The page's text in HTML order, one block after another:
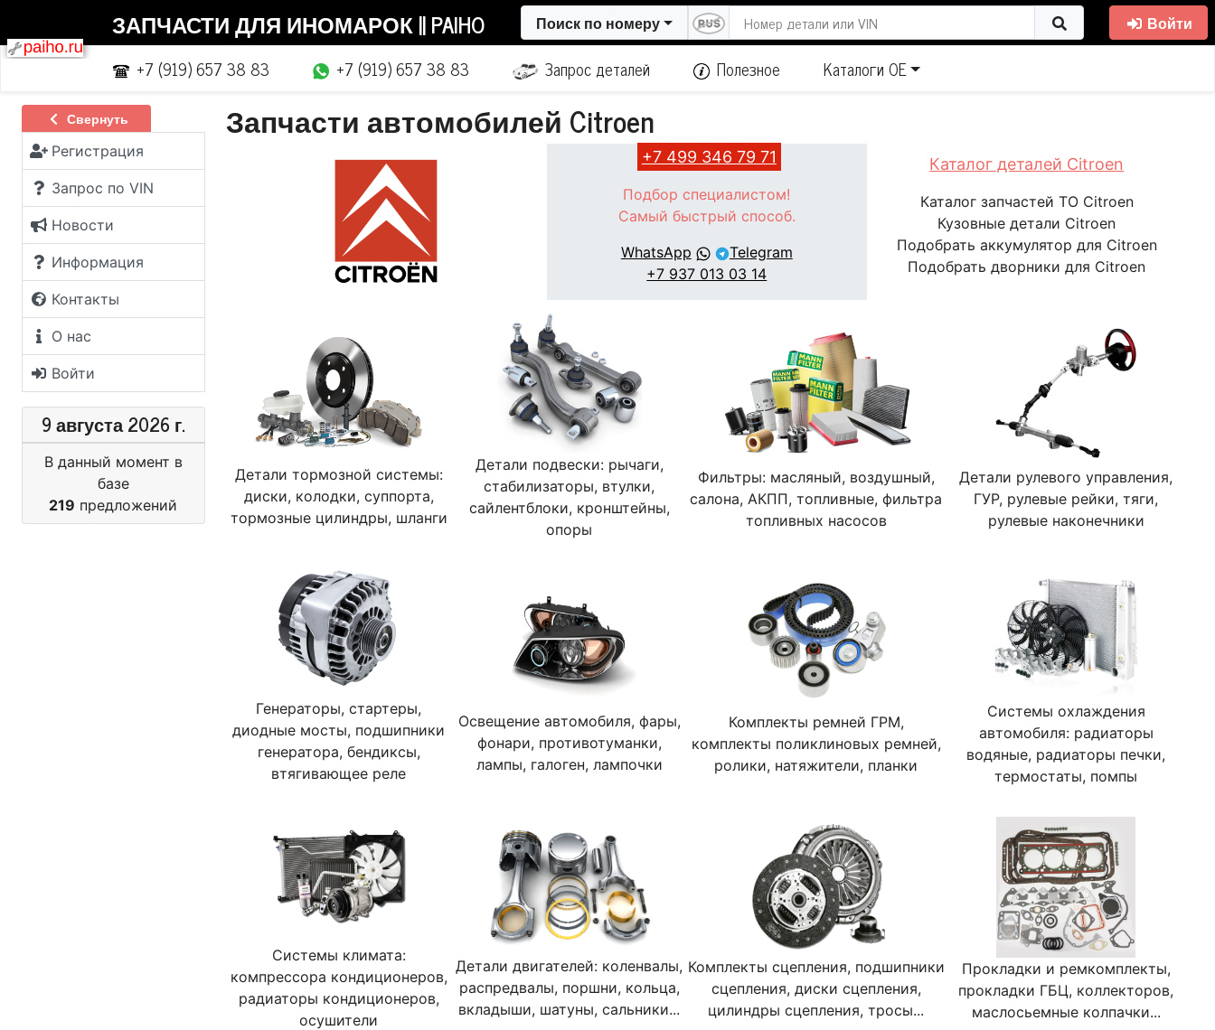
ЗАПЧАСТИ ДЛЯ ИНОМАРОК || PAIHO Поиск по номеру Войти
+7 (919) 657 38 83 +7 (919) 657 38 83 Запрос деталей Полезное Каталоги ОЕ
Свернуть
Регистрация
Запрос по VIN
Новости
Информация
Контакты
О нас
Войти
9 августа 2026 г.
В данный момент в
базе
219 предложений
Запчасти автомобилей Citroen
+7 499 346 79 71
Подбор специалистом!
Самый быстрый способ.
WhatsApp
Telegram
+7 937 013 03 14
Каталог деталей Citroen
Каталог запчастей ТО Citroen
Кузовные детали Citroen
Подобрать аккумулятор для Citroen
Подобрать дворники для Citroen
Детали тормозной системы:
диски, колодки, суппорта,
тормозные цилиндры, шланги
Детали подвески: рычаги,
стабилизаторы, втулки,
сайлентблоки, кронштейны,
опоры
Фильтры: масляный, воздушный,
салона, АКПП, топливные, фильтра
топливных насосов
Детали рулевого управления,
ГУР, рулевые рейки, тяги,
рулевые наконечники
Генераторы, стартеры,
диодные мосты, подшипники
генератора, бендиксы,
втягивающее реле
Освещение автомобиля, фары,
фонари, противотуманки,
лампы, галоген, лампочки
Комплекты ремней ГРМ,
комплекты поликлиновых ремней,
ролики, натяжители, планки
Системы охлаждения
автомобиля: радиаторы
водяные, радиаторы печки,
термостаты, помпы
Системы климата:
компрессора кондиционеров,
радиаторы кондиционеров,
осушители
Детали двигателей: коленвалы,
распредвалы, поршни, кольца,
вкладыши, шатуны, сальники...
Комплекты сцепления, подшипники
сцепления, диски сцепления,
цилиндры сцепления, тросы...
Прокладки и ремкомплекты,
прокладки ГБЦ, коллекторов,
маслосьемные колпачки...